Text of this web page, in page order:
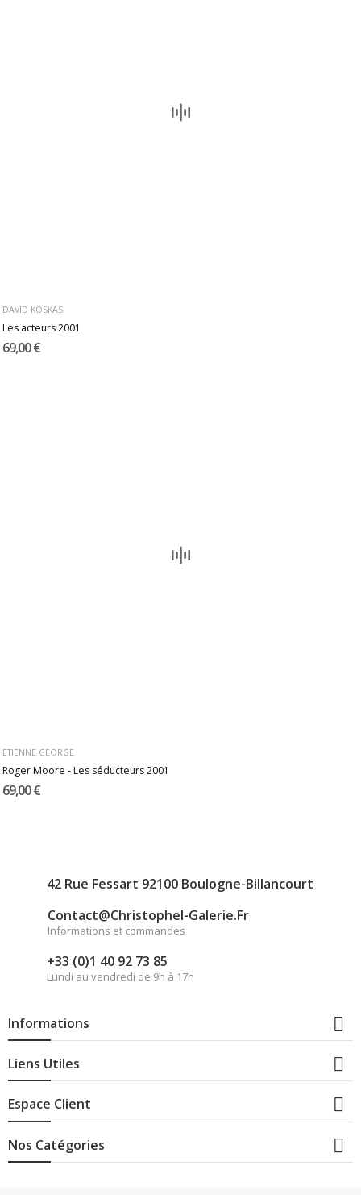
DAVID KOSKAS
Les acteurs 2001
69,00 €
ETIENNE GEORGE
Roger Moore - Les séducteurs 2001
69,00 €
42 Rue Fessart 92100 Boulogne-Billancourt
Contact@christophel-Galerie.fr
Informations et commandes
+33 (0)1 40 92 73 85
Lundi au vendredi de 9h à 17h
Informations 
Liens Utiles 
Espace Client 
Nos Catégories 